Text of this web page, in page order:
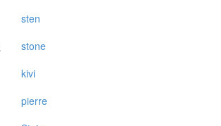
sten
stone
kivi
pierre